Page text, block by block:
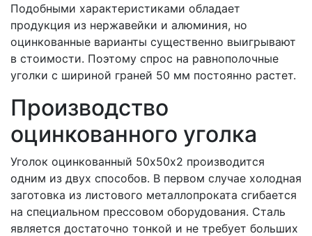
Подобными характеристиками обладает
продукция из нержавейки и алюминия, но
оцинкованные варианты существенно выигрывают
в стоимости. Поэтому спрос на равнополочные
уголки с шириной граней 50 мм постоянно растет.
Производство
оцинкованного уголка
Уголок оцинкованный 50х50х2 производится
одним из двух способов. В первом случае холодная
заготовка из листового металлопроката сгибается
на специальном прессовом оборудования. Сталь
является достаточно тонкой и не требует больших